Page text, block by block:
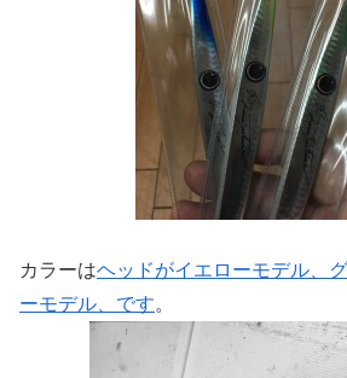
カラーはヘッドがイエローモデル、
ーモデル、です。